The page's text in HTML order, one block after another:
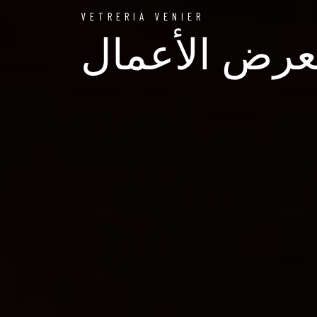
VETRERIA VENIER
الأعمال